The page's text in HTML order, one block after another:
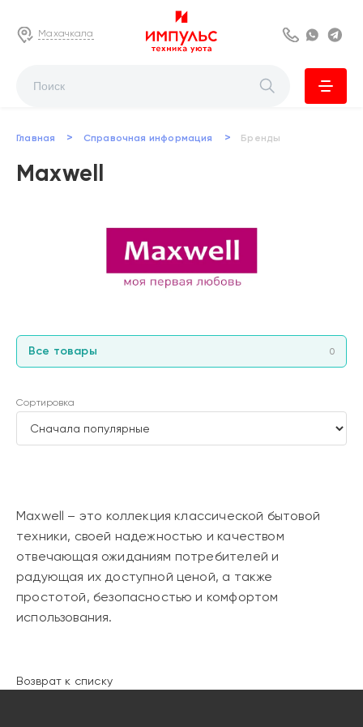
Махачкала 8 800 222 63
Главная > Справочная информация > Бренды
Maxwell
Все товары 0
Сортировка
Maxwell – это коллекция классической бытовой
техники, своей надежностью и качеством
отвечающая ожиданиям потребителей и
радующая их доступной ценой, а также
простотой, безопасностью и комфортом
использования.
Возврат к списку